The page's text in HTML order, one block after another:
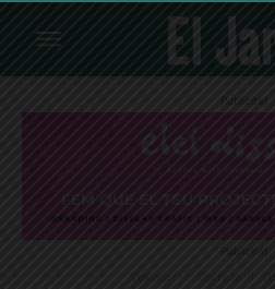
Publicitat
Publicitat